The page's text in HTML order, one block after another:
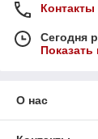
Контакты
Сегодня
О нас